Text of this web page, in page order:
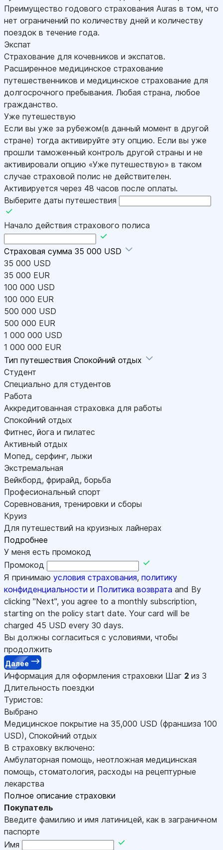
Преимущество годового страхования Auras в том, что
нет ограничений по количеству дней и количеству
поездок в течение года.
Экспат
Страхование для кочевников и экспатов.
Расширенное медицинское страхование
путешественников и медицинское страхование для
долгосрочного пребывания. Любая страна, любое
гражданство.
Уже путешествую
Если вы уже за рубежом(в данный момент в другой
стране) тогда активируйте эту опцию. Если вы уже
прошли таможенный контроль другой страны и не
активировали опцию «Уже путешествую» в таком
случае страховой полис не действителен.
Активируется через 48 часов после оплаты.
Выберите даты путешествия
Начало действия страхового полиса
Страховая сумма 35 000 USD
35 000 USD
35 000 EUR
100 000 USD
100 000 EUR
500 000 USD
500 000 EUR
1 000 000 USD
1 000 000 EUR
Тип путешествия Спокойний отдых
Студент
Специально для студентов
Работа
Аккредитованная страховка для работы
Спокойний отдых
Фитнес, йога и пилатес
Активный отдых
Мопед, серфинг, лыжи
Экстремальная
Вейкборд, фрирайд, борьба
Професиональный спорт
Соревнования, тренировки и сборы
Круиз
Для путешествий на круизных лайнерах
Подробнее
У меня есть промокод
Промокод
Я принимаю условия страхования, политику
конфиденциальности и Политика возврата and By
clicking "Next", you agree to a monthly subscription,
starting on the policy start date. Your card will be
charged 45 USD every 30 days.
Вы должны согласиться с условиями, чтобы
продолжить
Далее
Информация для оформления страховки Шаг 2 из 3
Длительность поездки
Туристов:
Выбрано
Медицинское покрытие на 35,000 USD (франшиза 100
USD), Спокойний отдых
В страховку включено:
Амбулаторная помощь, неотложная медицинская
помощь, стоматология, расходы на рецептурные
лекарства
Полное описание страховки
Покупатель
Введите фамилию и имя латиницей, как в заграничном
паспорте
Имя